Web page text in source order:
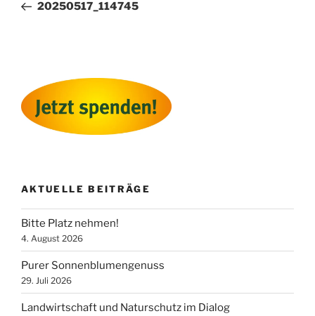
20250517_114745
AKTUELLE BEITRÄGE
Bitte Platz nehmen!
4. August 2026
Purer Sonnenblumengenuss
29. Juli 2026
Landwirtschaft und Naturschutz im Dialog